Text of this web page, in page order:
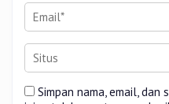
Simpan nama, email, dan